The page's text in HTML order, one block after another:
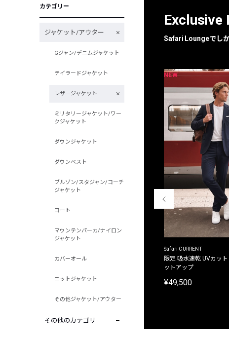
カテゴリー
ジャケット/アウター
Gジャン/デニムジャケット
テイラードジャケット
レザージャケット
ミリタリージャケット/ワー
クジャケット
ダウンジャケット
ダウンベスト
ブルゾン/スタジャン/コーチ
ジャケット
コート
マウンテンパーカ/ナイロン
ジャケット
カバーオール
ニットジャケット
その他ジャケット/アウター
その他のカテゴリ
Exclusive
Safari Loungeでし
別注限定 フード付き チェックシャツジャケット
NEW
Safari CURRENT
限定 吸水速乾 UVカッ
ットアップ
¥49,500